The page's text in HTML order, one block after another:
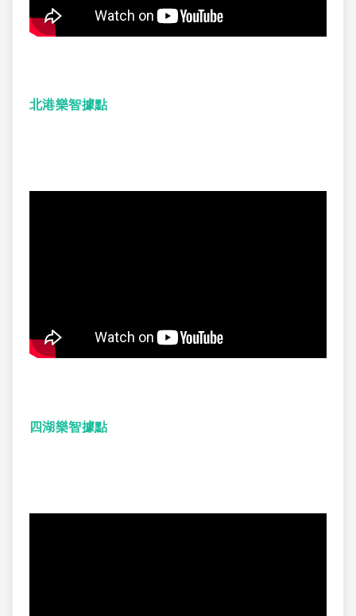
北港樂智據點
四湖樂智據點